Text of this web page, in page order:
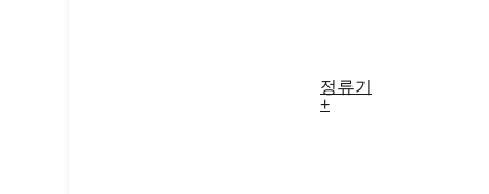
정류기
+